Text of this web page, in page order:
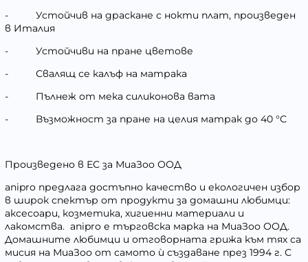
-
Устойчив на драскане с нокти плат, произведен
в Италия
-
Устойчиви на пране цветове
-
Свалящ се калъф на матрака
-
Пълнеж от мека силиконова вата
-
Възможност за пране на целия матрак до 40 °С
Произведено в ЕС за МиаЗоо ООД
anipro предлага достъпно качество и екологичен избор
в широк спектър от продукти за домашни любимци:
аксесоари, козметика, хигиенни материали и
лакомства. anipro е търговска марка на МиаЗоо ООД.
Домашните любимци и отговорната грижа към тях са
мисия на МиаЗоо от самото ѝ създаване през 1994 г. С